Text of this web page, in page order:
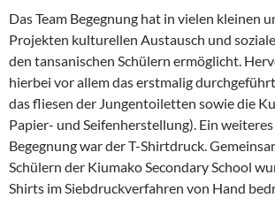
Das Team Begegnung hat in vielen kleinen
Projekten kulturellen Austausch und
den tansanischen Schülern ermöglicht.
hierbei vor allem das erstmalig
das fliesen der Jungentoiletten sowie die
Papier- und Seifenherstellung). Ein
Begegnung war der T-Shirtdruck.
Schülern der Kiumako Secondary School
Shirts im Siebdruckverfahren von Hand